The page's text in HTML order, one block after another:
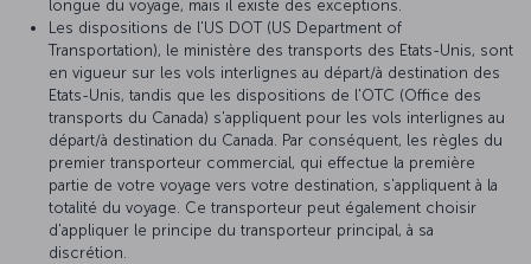
longue du voyage, mais il existe des exceptions.
Les dispositions de l'US DOT (US Department of
Transportation), le ministère des transports des Etats-Unis, sont
en vigueur sur les vols interlignes au départ/à destination des
Etats-Unis, tandis que les dispositions de l'OTC (Office des
transports du Canada) s'appliquent pour les vols interlignes au
départ/à destination du Canada. Par conséquent, les règles du
premier transporteur commercial, qui effectue la première
partie de votre voyage vers votre destination, s'appliquent à la
totalité du voyage. Ce transporteur peut également choisir
d'appliquer le principe du transporteur principal, à sa
discrétion.